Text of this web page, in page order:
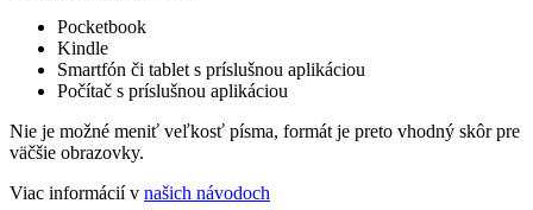
Pocketbook
Kindle
Smartfón či tablet s príslušnou aplikáciou
Počítač s príslušnou aplikáciou
Nie je možné meniť veľkosť písma, formát je preto vhodný skôr pre
väčšie obrazovky.
Viac informácií v našich návodoch